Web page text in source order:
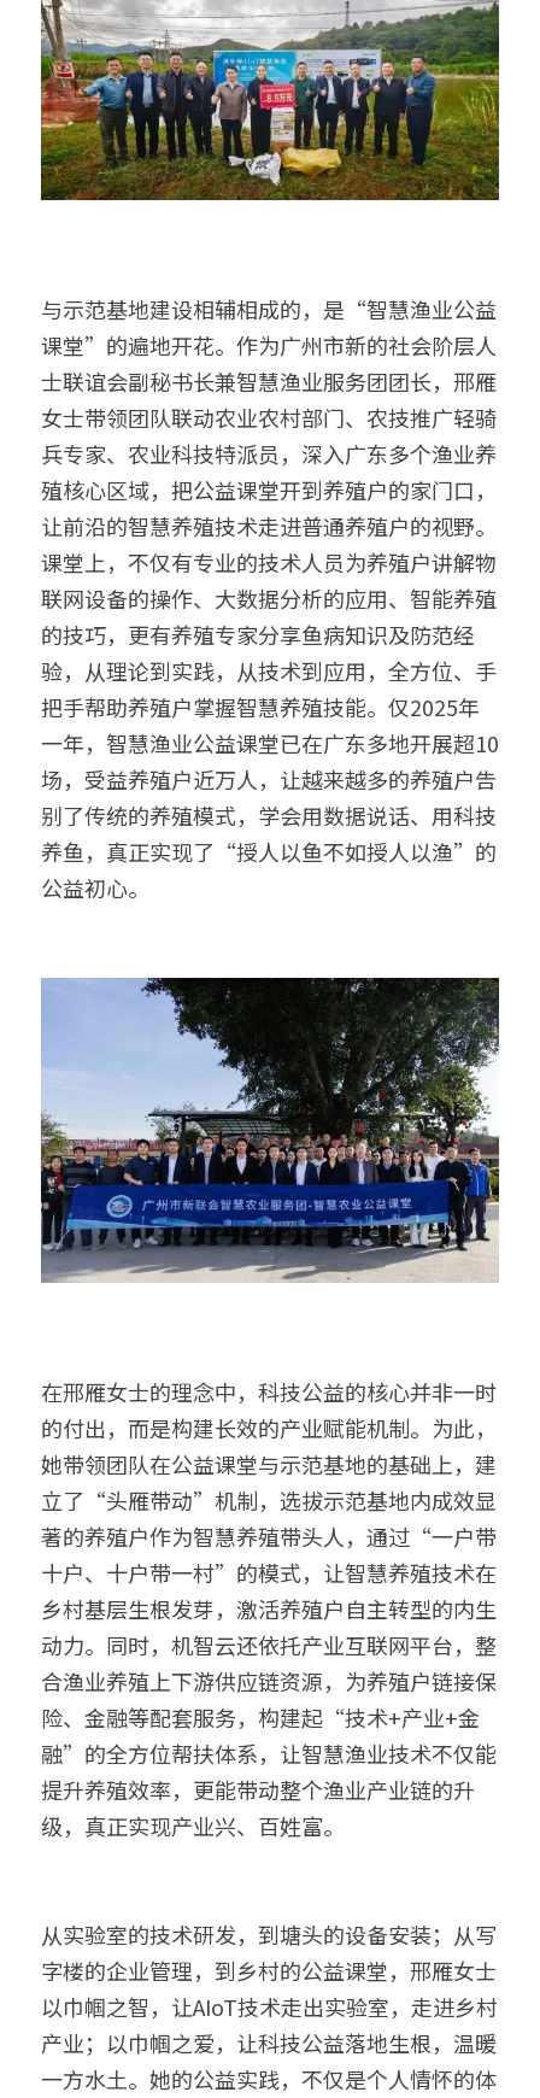
与示范基地建设相辅相成的，是“智慧渔业公益
课堂”的遍地开花。作为广州市新的社会阶层人
士联谊会副秘书长兼智慧渔业服务团团长，邢雁
女士带领团队联动农业农村部门、农技推广轻骑
兵专家、农业科技特派员，深入广东多个渔业养
殖核心区域，把公益课堂开到养殖户的家门口，
让前沿的智慧养殖技术走进普通养殖户的视野。
课堂上，不仅有专业的技术人员为养殖户讲解物
联网设备的操作、大数据分析的应用、智能养殖
的技巧，更有养殖专家分享鱼病知识及防范经
验，从理论到实践，从技术到应用，全方位、手
把手帮助养殖户掌握智慧养殖技能。仅2025年
一年，智慧渔业公益课堂已在广东多地开展超10
场，受益养殖户近万人，让越来越多的养殖户告
别了传统的养殖模式，学会用数据说话、用科技
养鱼，真正实现了“授人以鱼不如授人以渔”的
公益初心。
在邢雁女士的理念中，科技公益的核心并非一时
的付出，而是构建长效的产业赋能机制。为此，
她带领团队在公益课堂与示范基地的基础上，建
立了“头雁带动”机制，选拔示范基地内成效显
著的养殖户作为智慧养殖带头人，通过“一户带
十户、十户带一村”的模式，让智慧养殖技术在
乡村基层生根发芽，激活养殖户自主转型的内生
动力。同时，机智云还依托产业互联网平台，整
合渔业养殖上下游供应链资源，为养殖户链接保
险、金融等配套服务，构建起“技术+产业+金
融”的全方位帮扶体系，让智慧渔业技术不仅能
提升养殖效率，更能带动整个渔业产业链的升
级，真正实现产业兴、百姓富。
从实验室的技术研发，到塘头的设备安装；从写
字楼的企业管理，到乡村的公益课堂，邢雁女士
以巾帼之智，让AIoT技术走出实验室，走进乡村
产业；以巾帼之爱，让科技公益落地生根，温暖
一方水土。她的公益实践，不仅是个人情怀的体